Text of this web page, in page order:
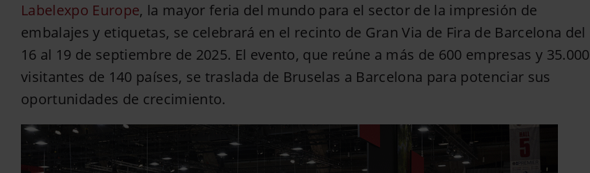
Labelexpo Europe, la mayor feria del mundo para el sector de la impresión de
embalajes y etiquetas, se celebrará en el recinto de Gran Via de Fira de Barcelona del
16 al 19 de septiembre de 2025. El evento, que reúne a más de 600 empresas y 35.000
visitantes de 140 países, se traslada de Bruselas a Barcelona para potenciar sus
oportunidades de crecimiento.